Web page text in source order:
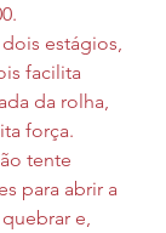
estágios,
facilita
da rolha,
força.
tente
para abrir a
e,